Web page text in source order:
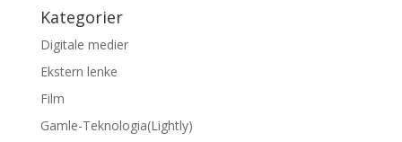
Kategorier
Digitale medier
Ekstern lenke
Film
Gamle-Teknologia(Lightly)